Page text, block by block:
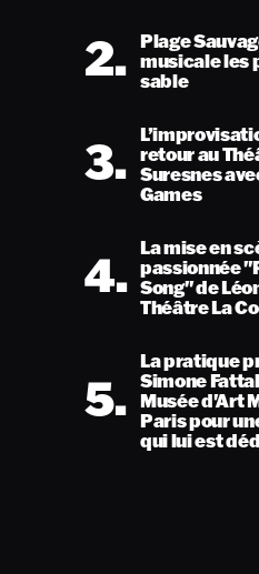
2. Plage
musicale les
sable
3. retour au
Suresnes
Games
4. La mise en
passionnée
Song" de
Théâtre La
5.
La pratique
Simone
Musée d'Art
Paris pour
qui lui est